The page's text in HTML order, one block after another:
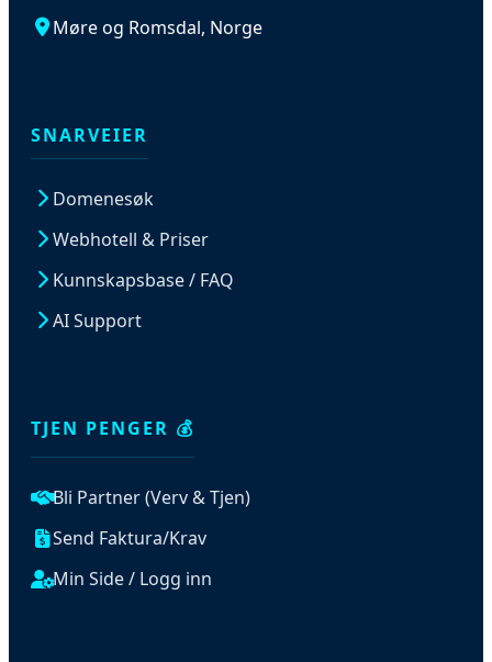
Møre og Romsdal, Norge
SNARVEIER
Domenesøk
Webhotell & Priser
Kunnskapsbase / FAQ
AI Support
TJEN PENGER 💰
Bli Partner (Verv & Tjen)
Send Faktura/Krav
Min Side / Logg inn